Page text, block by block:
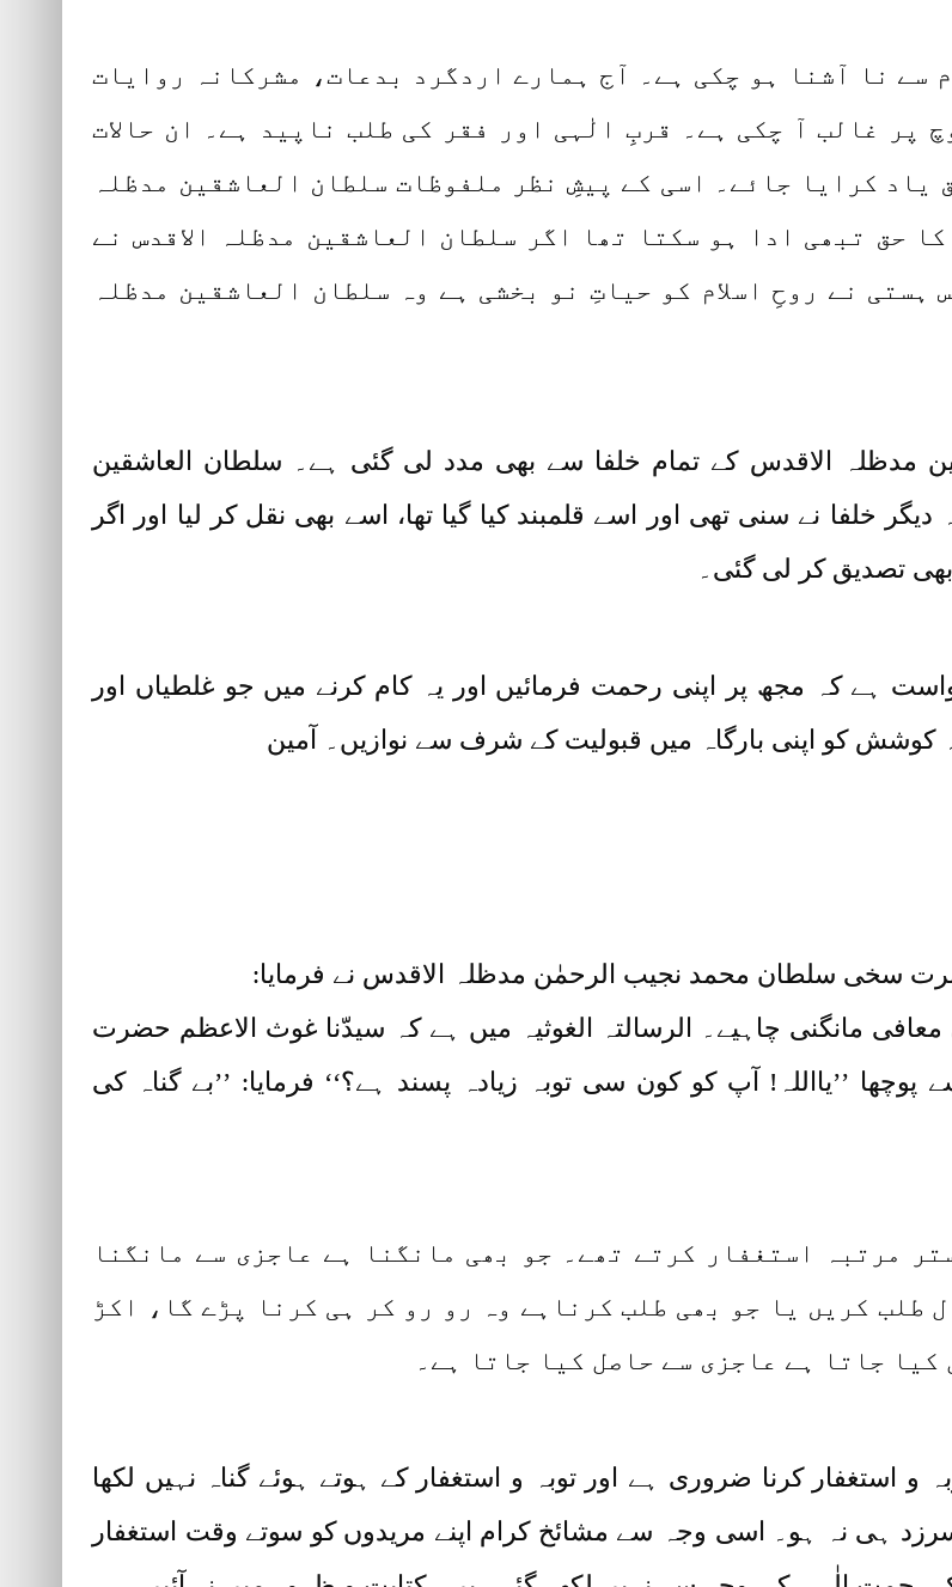
سے نا آشنا ہو چکی ہے۔ آج ہمارے اردگرد بدعات، مشرکانہ روایات
پر غالب آ چکی ہے۔ قربِ الٰہی اور فقر کی طلب ناپید ہے۔ ان حالات
یاد کرایا جائے۔ اسی کے پیشِ نظر ملفوظات سلطان العاشقین مدظلہ
حق تبھی ادا ہو سکتا تھا اگر سلطان العاشقین مدظلہ الاقدس نے
نے روحِ اسلام کو حیاتِ نو بخشی ہے وہ سلطان العاشقین مدظلہ
مدظلہ الاقدس کے تمام خلفا سے بھی مدد لی گئی ہے۔ سلطان العاشقین
خلفا نے سنی تھی اور اسے قلمبند کیا گیا تھا، اسے بھی نقل کر لیا اور اگر
تصدیق کر لی گئی۔
ہے کہ مجھ پر اپنی رحمت فرمائیں اور یہ کام کرنے میں جو غلطیاں اور
کوشش کو اپنی بارگاہ میں قبولیت کے شرف سے نوازیں۔ آمین
سخی سلطان محمد نجیب الرحمٰن مدظلہ الاقدس نے فرمایا:
معافی مانگنی چاہیے۔ الرسالتہ الغوثیہ میں ہے کہ سیدّنا غوث الاعظم حضرت
پوچھا ’’یااللہ! آپ کو کون سی توبہ زیادہ پسند ہے؟‘‘ فرمایا: ’’بے گناہ کی
مرتبہ استغفار کرتے تھے۔ جو بھی مانگنا ہے عاجزی سے مانگنا
طلب کریں یا جو بھی طلب کرناہے وہ رو رو کر ہی کرنا پڑے گا، اکڑ
جاتا ہے عاجزی سے حاصل کیا جاتا ہے۔
و استغفار کرنا ضروری ہے اور توبہ و استغفار کے ہوتے ہوئے گناہ نہیں لکھا
ہی نہ ہو۔ اسی وجہ سے مشائخ کرام اپنے مریدوں کو سوتے وقت استغفار